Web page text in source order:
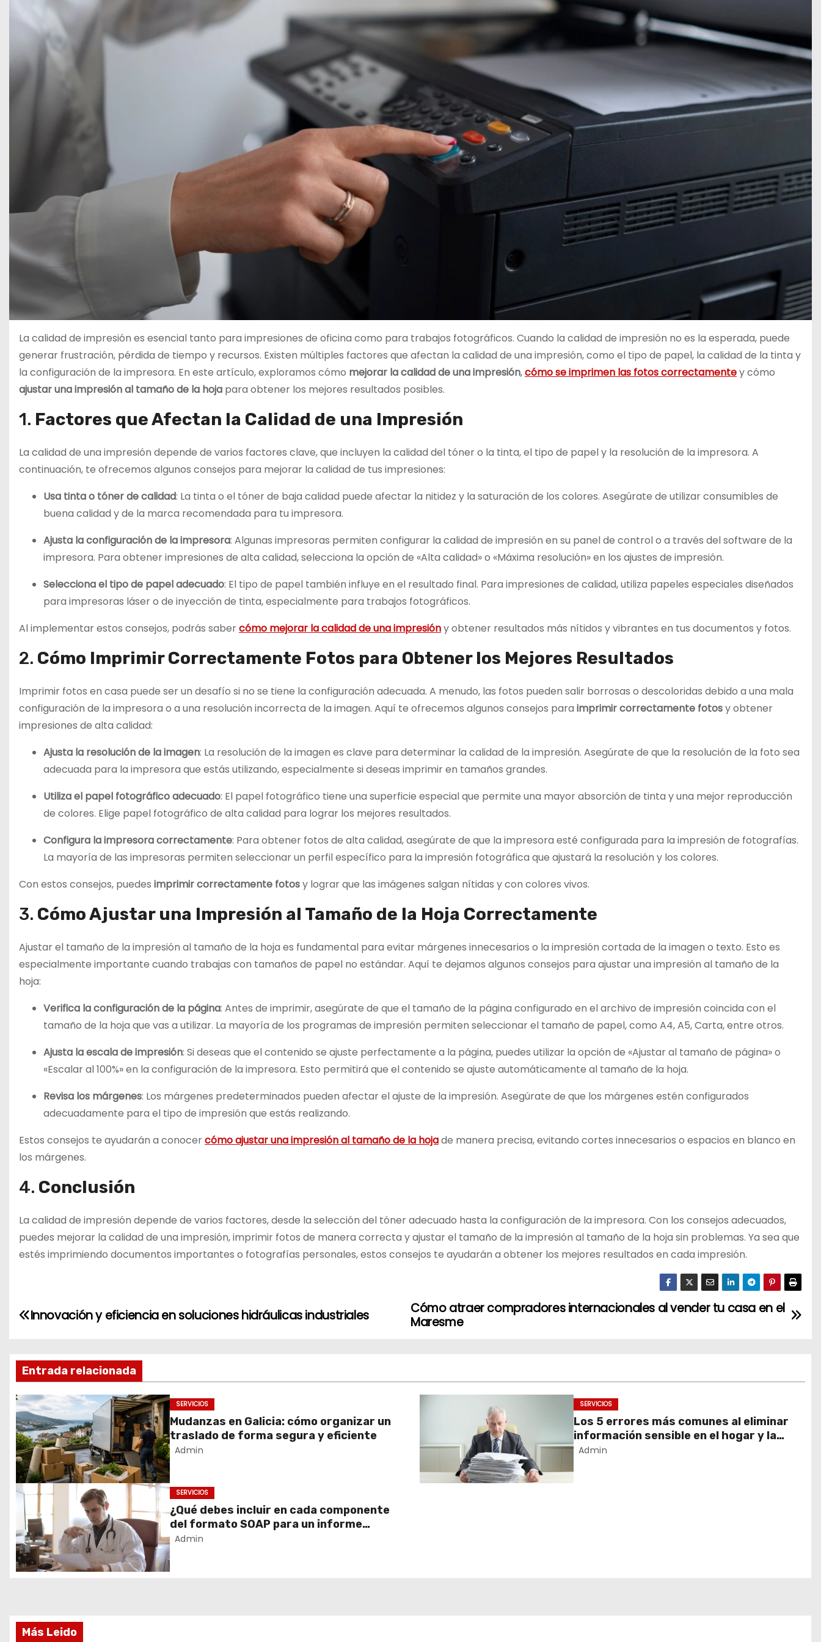
La calidad de impresión es esencial tanto para impresiones de oficina como para trabajos fotográficos. Cuando la calidad de impresión no es la esperada, puede
generar frustración, pérdida de tiempo y recursos. Existen múltiples factores que afectan la calidad de una impresión, como el tipo de papel, la calidad de la tinta y
la configuración de la impresora. En este artículo, exploramos cómo mejorar la calidad de una impresión,cómo se imprimen las fotos correctamentey cómo
ajustar una impresión al tamaño de la hoja para obtener los mejores resultados posibles.
1. Factores que Afectan la Calidad de una Impresión
La calidad de una impresión depende de varios factores clave, que incluyen la calidad del tóner o la tinta, el tipo de papel y la resolución de la impresora. A
continuación, te ofrecemos algunos consejos para mejorar la calidad de tus impresiones:
Usa tinta o tóner de calidad: La tinta o el tóner de baja calidad puede afectar la nitidez y la saturación de los colores. Asegúrate de utilizar consumibles de
buena calidad y de la marca recomendada para tu impresora.
Ajusta la configuración de la impresora: Algunas impresoras permiten configurar la calidad de impresión en su panel de control o a través del software de la
impresora. Para obtener impresiones de alta calidad, selecciona la opción de «Alta calidad» o «Máxima resolución» en los ajustes de impresión.
Selecciona el tipo de papel adecuado: El tipo de papel también influye en el resultado final. Para impresiones de calidad, utiliza papeles especiales diseñados
para impresoras láser o de inyección de tinta, especialmente para trabajos fotográficos.
Al implementar estos consejos, podrás sabercómo mejorar la calidad de una impresióny obtener resultados más nítidos y vibrantes en tus documentos y fotos.
2. Cómo Imprimir Correctamente Fotos para Obtener los Mejores Resultados
Imprimir fotos en casa puede ser un desafío si no se tiene la configuración adecuada. A menudo, las fotos pueden salir borrosas o descoloridas debido a una mala
configuración de la impresora o a una resolución incorrecta de la imagen. Aquí te ofrecemos algunos consejos para imprimir correctamente fotosy obtener
impresiones de alta calidad:
Ajusta la resolución de la imagen: La resolución de la imagen es clave para determinar la calidad de la impresión. Asegúrate de que la resolución de la foto sea
adecuada para la impresora que estás utilizando, especialmente si deseas imprimir en tamaños grandes.
Utiliza el papel fotográfico adecuado: El papel fotográfico tiene una superficie especial que permite una mayor absorción de tinta y una mejor reproducción
de colores. Elige papel fotográfico de alta calidad para lograr los mejores resultados.
Configura la impresora correctamente: Para obtener fotos de alta calidad, asegúrate de que la impresora esté configurada para la impresión de fotografías.
La mayoría de las impresoras permiten seleccionar un perfil específico para la impresión fotográfica que ajustará la resolución y los colores.
Con estos consejos, puedes imprimir correctamente fotosy lograr que las imágenes salgan nítidas y con colores vivos.
3. Cómo Ajustar una Impresión al Tamaño de la Hoja Correctamente
Ajustar el tamaño de la impresión al tamaño de la hoja es fundamental para evitar márgenes innecesarios o la impresión cortada de la imagen o texto. Esto es
especialmente importante cuando trabajas con tamaños de papel no estándar. Aquí te dejamos algunos consejos para ajustar una impresión al tamaño de la
hoja:
Verifica la configuración de la página: Antes de imprimir, asegúrate de que el tamaño de la página configurado en el archivo de impresión coincida con el
tamaño de la hoja que vas a utilizar. La mayoría de los programas de impresión permiten seleccionar el tamaño de papel, como A4, A5, Carta, entre otros.
Ajusta la escala de impresión: Si deseas que el contenido se ajuste perfectamente a la página, puedes utilizar la opción de «Ajustar al tamaño de página» o
«Escalar al 100%» en la configuración de la impresora. Esto permitirá que el contenido se ajuste automáticamente al tamaño de la hoja.
Revisa los márgenes: Los márgenes predeterminados pueden afectar el ajuste de la impresión. Asegúrate de que los márgenes estén configurados
adecuadamente para el tipo de impresión que estás realizando.
Estos consejos te ayudarán a conocercómo ajustar una impresión al tamaño de la hojade manera precisa, evitando cortes innecesarios o espacios en blanco en
los márgenes.
4. Conclusión
La calidad de impresión depende de varios factores, desde la selección del tóner adecuado hasta la configuración de la impresora. Con los consejos adecuados,
puedes mejorar la calidad de una impresión, imprimir fotos de manera correcta y ajustar el tamaño de la impresión al tamaño de la hoja sin problemas. Ya sea que
estés imprimiendo documentos importantes o fotografías personales, estos consejos te ayudarán a obtener los mejores resultados en cada impresión.
N
e
g
a
c
i
ó
n
d
e
e
n
t
r
s
Cómo atraer compradores internacionales al vender tu casa en el
Maresme
Innovación y eficiencia en soluciones hidráulicas industriales
Entrada relacionada
SERVICIOS
Mudanzas en Galicia: cómo organizar un
traslado de forma segura y eficiente
Admin
SERVICIOS
Los 5 errores más comunes al eliminar
información sensible en el hogar y la
empresa
Admin
SERVICIOS
¿Qué debes incluir en cada componente
del formato SOAP para un informe
médico completo?
Admin
Más Leido